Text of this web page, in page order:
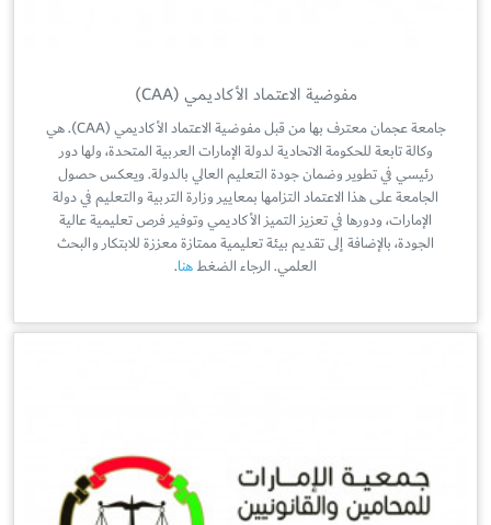
مفوضية الاعتماد الأكاديمي (CAA)
جامعة عجمان معترف بها من قبل مفوضية الاعتماد الأكاديمي (CAA). هي
وكالة تابعة للحكومة الاتحادية لدولة الإمارات العربية المتحدة، ولها دور
رئيسي في تطوير وضمان جودة التعليم العالي بالدولة. ويعكس حصول
الجامعة على هذا الاعتماد التزامها بمعايير وزارة التربية والتعليم في دولة
الإمارات، ودورها في تعزيز التميز الأكاديمي وتوفير فرص تعليمية عالية
الجودة، بالإضافة إلى تقديم بيئة تعليمية ممتازة معززة للابتكار والبحث
العلمي. الرجاء الضغطهنا.